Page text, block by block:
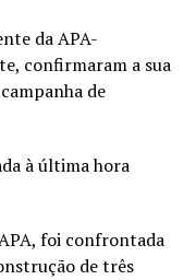
da APA-
confirmaram a sua
de
à última hora
foi confrontada
de três